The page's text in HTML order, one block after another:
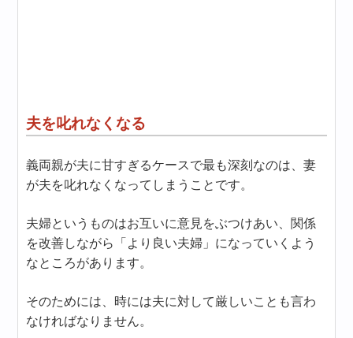
夫を叱れなくなる
義両親が夫に甘すぎるケースで最も深刻なのは、妻
が夫を叱れなくなってしまうことです。
夫婦というものはお互いに意見をぶつけあい、関係
を改善しながら「より良い夫婦」になっていくよう
なところがあります。
そのためには、時には夫に対して厳しいことも言わ
なければなりません。